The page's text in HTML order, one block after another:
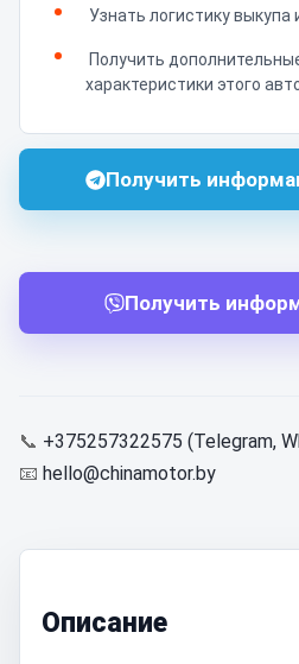
Узнать логистику выкупа
Получить
характеристики этого
Получить
Получить
📞 +375257322575 (Telegram,
📧 hello@chinamotor.by
Описание